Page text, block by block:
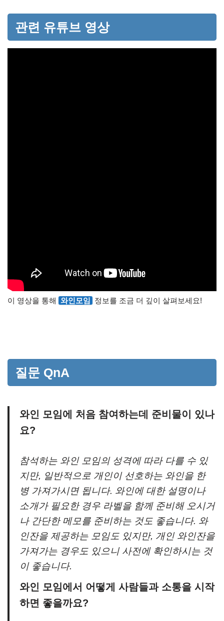
관련 유튜브 영상
이 영상을 통해 와인모임 정보를 조금 더 깊이 살펴보세요!
질문 QnA
와인 모임에 처음 참여하는데 준비물이 있나
요?
참석하는 와인 모임의 성격에 따라 다를 수 있
지만, 일반적으로 개인이 선호하는 와인을 한
병 가져가시면 됩니다. 와인에 대한 설명이나
소개가 필요한 경우 라벨을 함께 준비해 오시거
나 간단한 메모를 준비하는 것도 좋습니다. 와
인잔을 제공하는 모임도 있지만, 개인 와인잔을
가져가는 경우도 있으니 사전에 확인하시는 것
이 좋습니다.
와인 모임에서 어떻게 사람들과 소통을 시작
하면 좋을까요?